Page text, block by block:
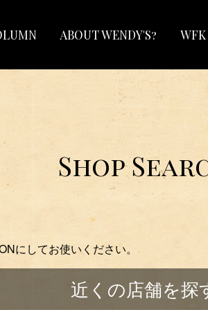
ABOUT WENDY'S? WFK
Shop
にしてお使いください。
近くの店舗を探